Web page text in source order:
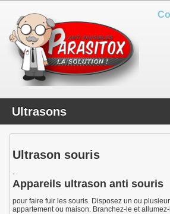
Ultrasons
Ultrason souris
-
Appareils ultrason anti souris
pour faire fuir les souris. Disposez un ou
appartement ou maison. Branchez-le et